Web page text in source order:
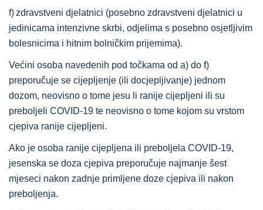
f) zdravstveni djelatnici (posebno zdravstveni djelatnici u
jedinicama intenzivne skrbi, odjelima s posebno osjetljivim
bolesnicima i hitnim bolničkim prijemima).
Većini osoba navedenih pod točkama od a) do f)
preporučuje se cijepljenje (ili docjepljivanje) jednom
dozom, neovisno o tome jesu li ranije cijepljeni ili su
preboljeli COVID-19 te neovisno o tome kojom su vrstom
cjepiva ranije cijepljeni.
Ako je osoba ranije cijepljena ili preboljela COVID-19,
jesenska se doza cjepiva preporučuje najmanje šest
mjeseci nakon zadnje primljene doze cjepiva ili nakon
preboljenja.